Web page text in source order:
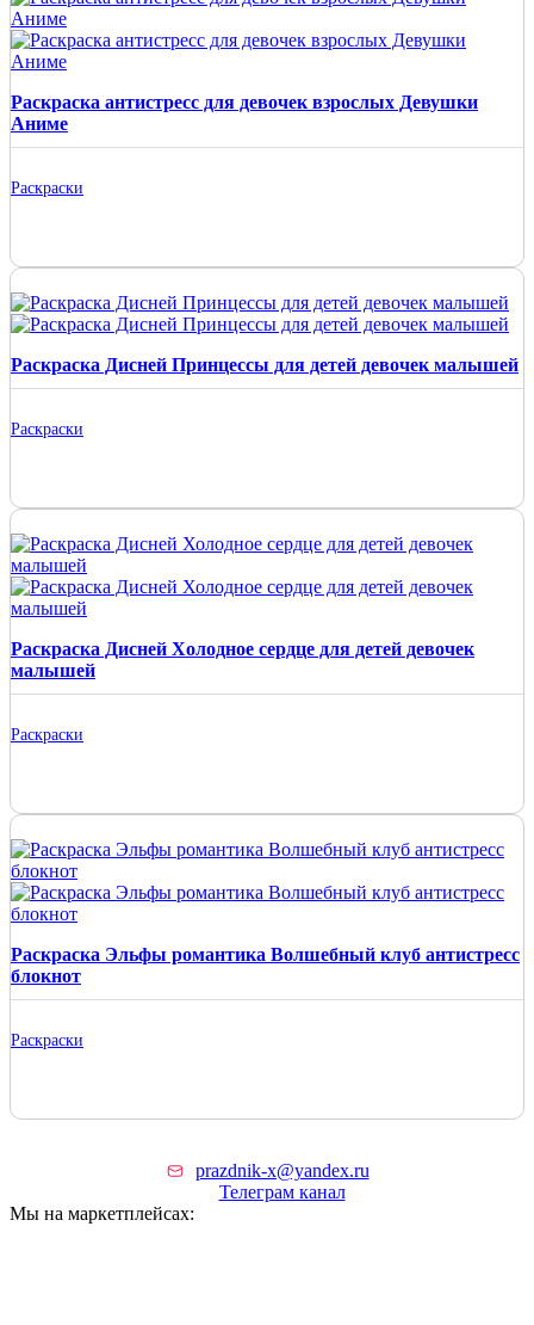
Раскраска антистресс для девочек взрослых Девушки
Аниме
Раскраски
Раскраска Дисней Принцессы для детей девочек малышей
Раскраски
Раскраска Дисней Холодное сердце для детей девочек
малышей
Раскраски
Раскраска Эльфы романтика Волшебный клуб антистресс
блокнот
Раскраски
prazdnik-x@yandex.ru
Телеграм канал
Мы на маркетплейсах: